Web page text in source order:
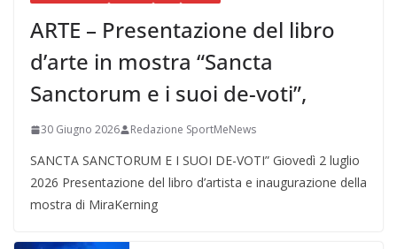
ARTE – Presentazione del libro
d’arte in mostra “Sancta
Sanctorum e i suoi de-voti”,
30 Giugno 2026 Redazione SportMeNews
SANCTA SANCTORUM E I SUOI DE-VOTI” Giovedì 2 luglio
2026 Presentazione del libro d’artista e inaugurazione della
mostra di MiraKerning